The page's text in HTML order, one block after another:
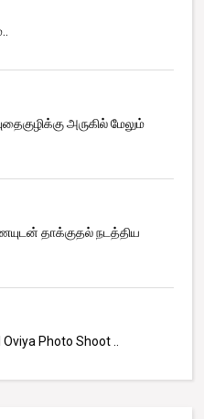
அருகில் மேலும்
தாக்குதல் நடத்திய
Photo Shoot ..